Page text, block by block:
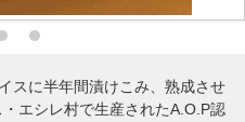
スに半年間漬けこみ、熟成させ
エシレ村で生産されたA.O.P認